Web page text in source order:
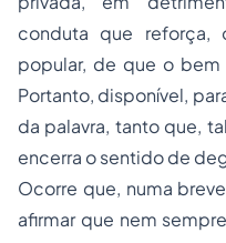
conduta que reforça,
popular, de que o
Portanto, disponível,
da palavra, tanto que,
encerra o sentido de
Ocorre que, numa
afirmar que nem